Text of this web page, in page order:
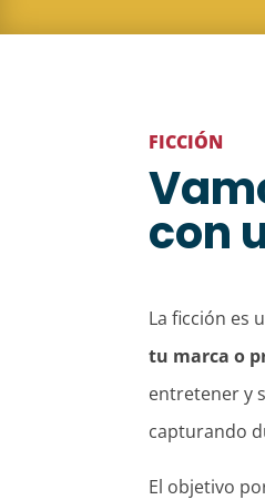
FICCIÓN
con
La ficción es
tu marca o
entretener y
capturando
El objetivo